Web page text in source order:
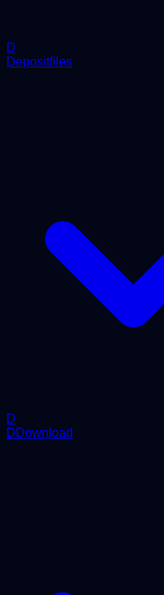
D
Depositfiles
D
DDownload